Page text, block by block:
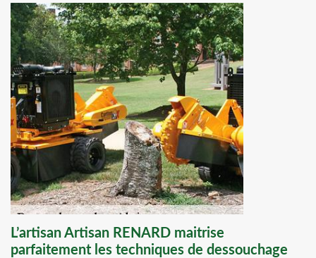
L’artisan Artisan RENARD maitrise
parfaitement les techniques de dessouchage